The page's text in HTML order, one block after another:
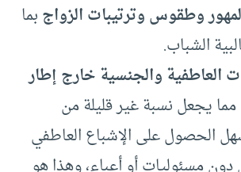
وطقوس وترتيبات الزواجبما
الشباب.
العاطفية والجنسية خارج إطار
يجعل نسبة غير قليلة من
الحصول على الإشباع العاطفي
دون مسئوليات أو أعباء، وهذا هو